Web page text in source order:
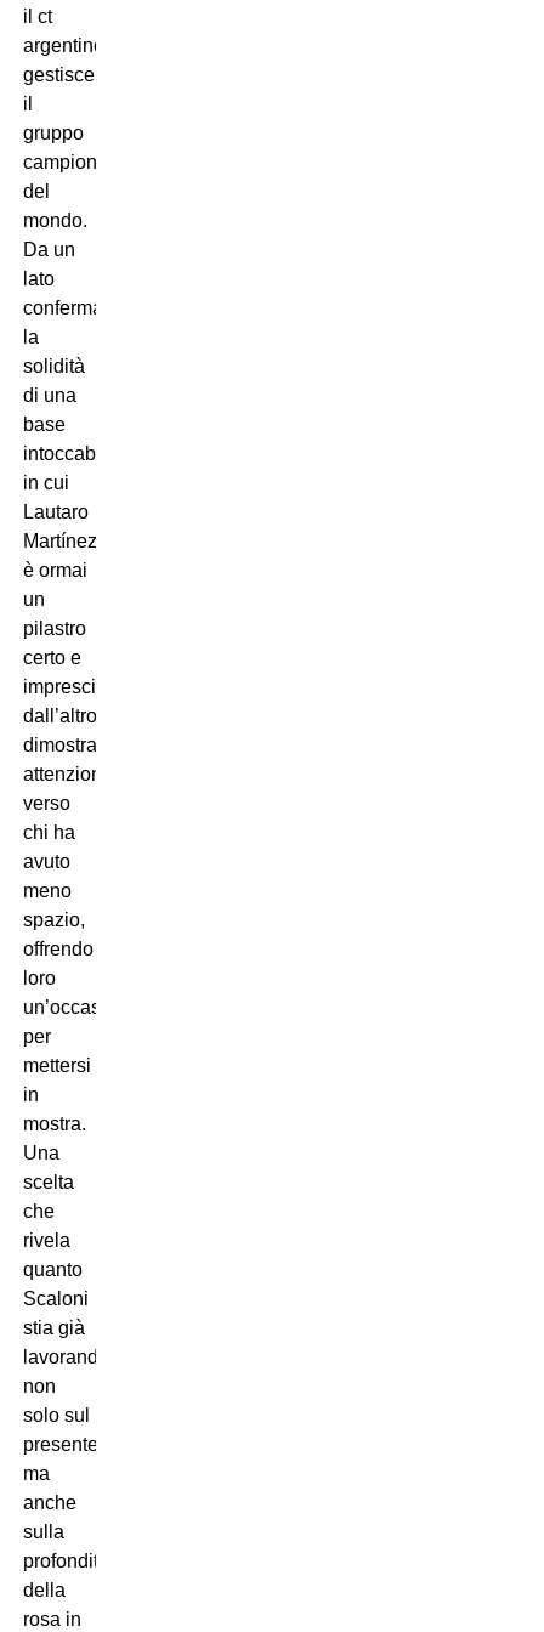
il ct
argentino
gestisce
il
gruppo
campione
del
mondo.
Da un
lato
conferma
la
solidità
di una
base
intoccabile,
in cui
Lautaro
Martínez
è ormai
un
pilastro
certo e
imprescindibile;
dall’altro
dimostra
attenzione
verso
chi ha
avuto
meno
spazio,
offrendo
loro
un’occasione
per
mettersi
in
mostra.
Una
scelta
che
rivela
quanto
Scaloni
stia già
lavorando
non
solo sul
presente,
ma
anche
sulla
profondità
della
rosa in